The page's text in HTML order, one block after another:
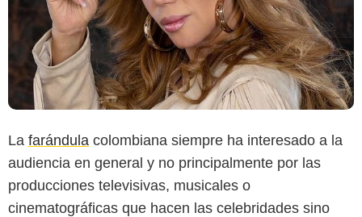
La farándula colombiana siempre ha interesado a la
audiencia en general y no principalmente por las
producciones televisivas, musicales o
cinematográficas que hacen las celebridades sino